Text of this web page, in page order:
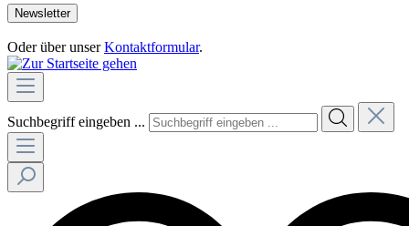
Newsletter
Oder über unserKontaktformular.
Suchbegriff eingeben ...